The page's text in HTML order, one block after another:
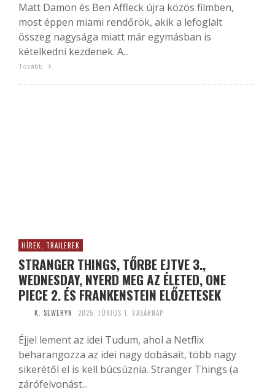
Matt Damon és Ben Affleck újra közös filmben,
most éppen miami rendőrök, akik a lefoglalt
összeg nagysága miatt már egymásban is
kételkedni kezdenek. A...
Tovább
HÍREK, TRAILEREK
STRANGER THINGS, TŐRBE EJTVE 3.,
WEDNESDAY, NYERD MEG AZ ÉLETED, ONE
PIECE 2. ÉS FRANKENSTEIN ELŐZETESEK
K. SEWERYN 2025. JÚNIUS 1. VASÁRNAP
Éjjel lement az idei Tudum, ahol a Netflix
beharangozza az idei nagy dobásait, több nagy
sikerétől el is kell búcsúznia. Stranger Things (a
zárófelvonást...